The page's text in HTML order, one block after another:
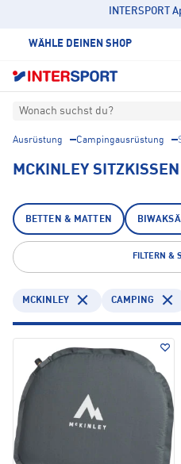
INTERSPORT
WÄHLE DEINEN SHOP
Wonach suchst du?
Ausrüstung Campingausrüstung
MCKINLEY
BETTEN & MATTEN
FILTERN &
MCKINLEY CAMPING